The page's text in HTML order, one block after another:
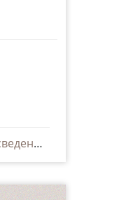
Просмотреть все сведения